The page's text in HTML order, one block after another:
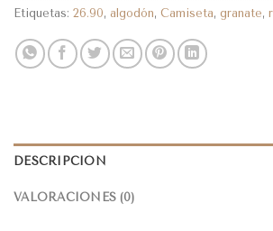
Etiquetas: 26.90, algodón, Camiseta, granate,
DESCRIPCIÓN
VALORACIONES (0)